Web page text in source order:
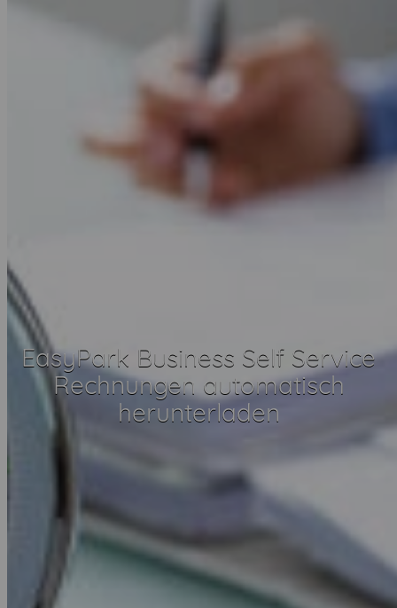
EasyPark Business Self Service
Rechnungen automatisch
herunterladen